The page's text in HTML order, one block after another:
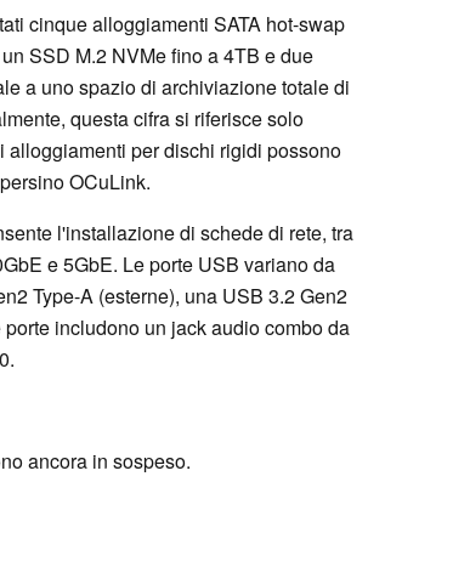
cinque alloggiamenti SATA hot-swap
SSD M.2 NVMe fino a 4TB e due
a uno spazio di archiviazione totale di
questa cifra si riferisce solo
per dischi rigidi possono
OCuLink.
l'installazione di schede di rete, tra
e 5GbE. Le porte USB variano da
Type-A (esterne), una USB 3.2 Gen2
includono un jack audio combo da
ancora in sospeso.